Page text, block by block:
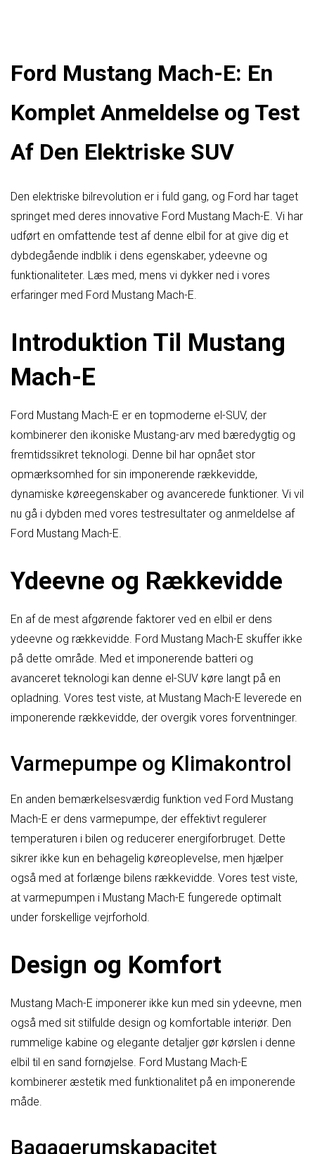
Ford Mustang Mach-E: En
Komplet Anmeldelse og Test
Af Den Elektriske SUV
Den elektriske bilrevolution er i fuld gang, og Ford har taget
springet med deres innovative Ford Mustang Mach-E. Vi har
udført en omfattende test af denne elbil for at give dig et
dybdegående indblik i dens egenskaber, ydeevne og
funktionaliteter. Læs med, mens vi dykker ned i vores
erfaringer med Ford Mustang Mach-E.
Introduktion Til Mustang
Mach-E
Ford Mustang Mach-E er en topmoderne el-SUV, der
kombinerer den ikoniske Mustang-arv med bæredygtig og
fremtidssikret teknologi. Denne bil har opnået stor
opmærksomhed for sin imponerende rækkevidde,
dynamiske køreegenskaber og avancerede funktioner. Vi vil
nu gå i dybden med vores testresultater og anmeldelse af
Ford Mustang Mach-E.
Ydeevne og Rækkevidde
En af de mest afgørende faktorer ved en elbil er dens
ydeevne og rækkevidde. Ford Mustang Mach-E skuffer ikke
på dette område. Med et imponerende batteri og
avanceret teknologi kan denne el-SUV køre langt på en
opladning. Vores test viste, at Mustang Mach-E leverede en
imponerende rækkevidde, der overgik vores forventninger.
Varmepumpe og Klimakontrol
En anden bemærkelsesværdig funktion ved Ford Mustang
Mach-E er dens varmepumpe, der effektivt regulerer
temperaturen i bilen og reducerer energiforbruget. Dette
sikrer ikke kun en behagelig køreoplevelse, men hjælper
også med at forlænge bilens rækkevidde. Vores test viste,
at varmepumpen i Mustang Mach-E fungerede optimalt
under forskellige vejrforhold.
Design og Komfort
Mustang Mach-E imponerer ikke kun med sin ydeevne, men
også med sit stilfulde design og komfortable interiør. Den
rummelige kabine og elegante detaljer gør kørslen i denne
elbil til en sand fornøjelse. Ford Mustang Mach-E
kombinerer æstetik med funktionalitet på en imponerende
måde.
Bagagerumskapacitet